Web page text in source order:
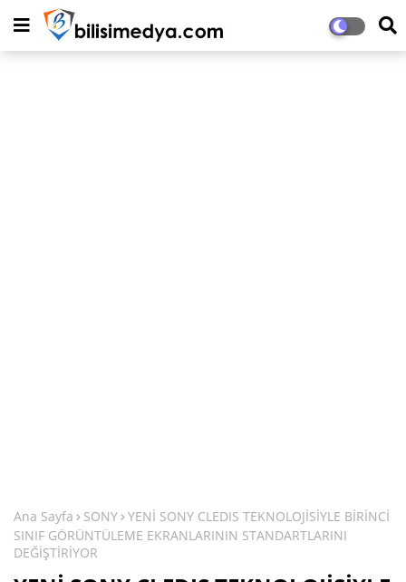
Ana Sayfa SONY YENİ SONY CLEDIS TEKNOLOJİSİYLE BİRİNCİ
SINIF GÖRÜNTÜLEME EKRANLARININ STANDARTLARINI
DEĞİŞTİRİYOR